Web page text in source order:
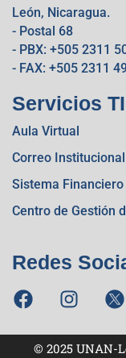
León, Nicaragua.
- Postal 68
- PBX: +505 2311
- FAX: +505 2311
Servicios
Aula Virtual
Correo Institucional
Sistema Financiero
Centro de Gestión
Redes
© 2025 UNAN-